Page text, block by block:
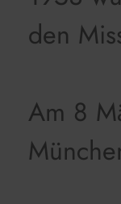
den
Am 8